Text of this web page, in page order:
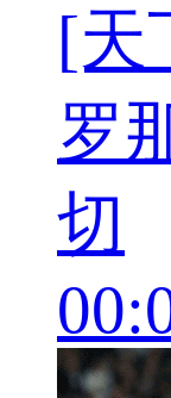
[天
罗
切